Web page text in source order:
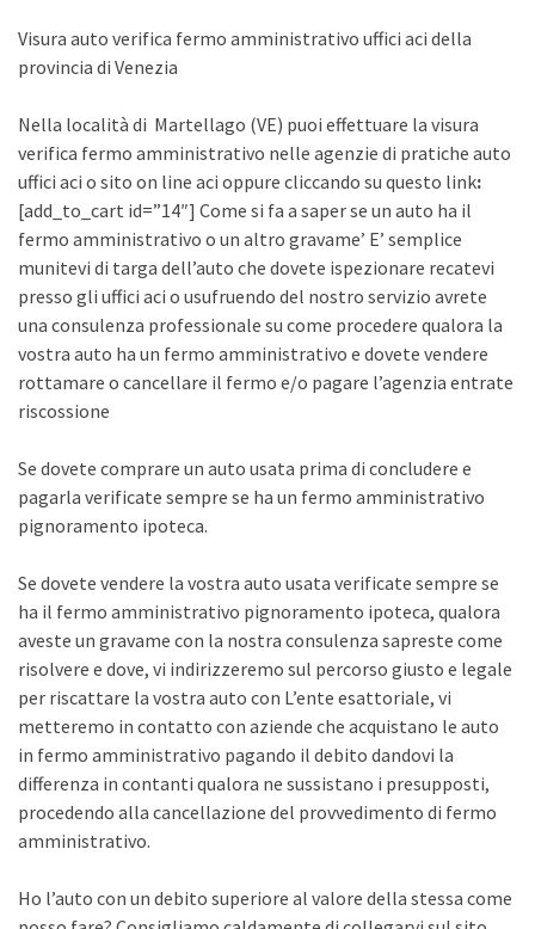
Visura auto verifica fermo amministrativo uffici aci della
provincia di Venezia
Nella località di Martellago (VE) puoi effettuare la visura
verifica fermo amministrativo nelle agenzie di pratiche auto
uffici aci o sito on line aci oppure cliccando su questo link:
[add_to_cart id=”14″] Come si fa a saper se un auto ha il
fermo amministrativo o un altro gravame’ E’ semplice
munitevi di targa dell’auto che dovete ispezionare recatevi
presso gli uffici aci o usufruendo del nostro servizio avrete
una consulenza professionale su come procedere qualora la
vostra auto ha un fermo amministrativo e dovete vendere
rottamare o cancellare il fermo e/o pagare l’agenzia entrate
riscossione
Se dovete comprare un auto usata prima di concludere e
pagarla verificate sempre se ha un fermo amministrativo
pignoramento ipoteca.
Se dovete vendere la vostra auto usata verificate sempre se
ha il fermo amministrativo pignoramento ipoteca, qualora
aveste un gravame con la nostra consulenza sapreste come
risolvere e dove, vi indirizzeremo sul percorso giusto e legale
per riscattare la vostra auto con L’ente esattoriale, vi
metteremo in contatto con aziende che acquistano le auto
in fermo amministrativo pagando il debito dandovi la
differenza in contanti qualora ne sussistano i presupposti,
procedendo alla cancellazione del provvedimento di fermo
amministrativo.
Ho l’auto con un debito superiore al valore della stessa come